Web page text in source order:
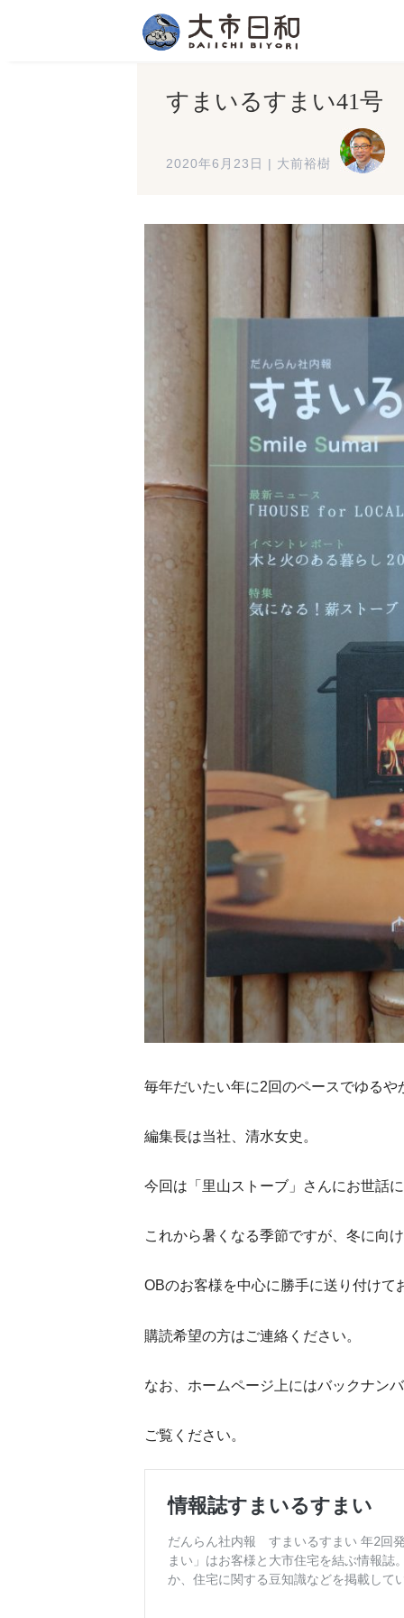
すまいるすまい41号
2020年6月23日 大前裕樹
毎年だいたい年に2回のペースでゆる
編集長は当社、清水女史。
今回は「里山ストーブ」さんにお世話
これから暑くなる季節ですが、冬に向
OBのお客様を中心に勝手に送り付けて
購読希望の方はご連絡ください。
なお、ホームページ上にはバックナン
ご覧ください。